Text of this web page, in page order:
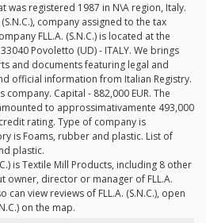
was registered 1987 in N\A region, Italy.
company assigned to the tax
FLL.A. (S.N.C.) is located at the
Povoletto (UD) - ITALY. We brings
and documents featuring legal and
official information from Italian Registry.
Capital - 882,000 EUR. The
to approssimativamente 493,000
rating. Type of company is
is Foams, rubber and plastic. List of
plastic.
is Textile Mill Products, including 8 other
owner, director or manager of FLL.A.
can view reviews of FLL.A. (S.N.C.), open
on the map.